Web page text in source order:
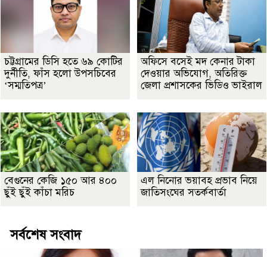
চট্টগ্রামের ডিসি হতে ৬৯ কোটির
দুর্নীতি, ফাঁস হলো উপসচিবের
‘সম্মতিপত্র’
অফিসে বসেই মদ কেনার টাকা
দেওয়ার অভিযোগ, অতিরিক্ত
জেলা প্রশাসকের ভিডিও ভাইরাল
বেগুনের কেজি ১৫০ আর ৪০০
ছুঁই ছুঁই কাঁচা মরিচ
এল নিনোর ভয়াবহ প্রভাব নিয়ে
জাতিসংঘের সতর্কবার্তা
সর্বশেষ সংবাদ